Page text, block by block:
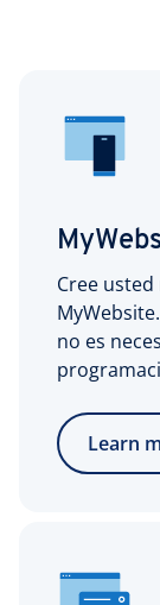
Cree
no es
Learn